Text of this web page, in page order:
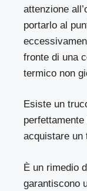
attenzione
portarlo al
fronte di una
termico non
Esiste un
acquistare un
È un rimedio
garantiscono